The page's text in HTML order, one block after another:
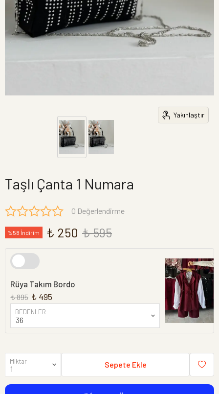
Yakınlaştır
Taşlı Çanta 1 Numara
0 Değerlendirme
%58 İndirim ₺ 250 ₺ 595
Rüya Takım Bordo
₺ 895 ₺ 495
BEDENLER
Miktar Sepete Ekle